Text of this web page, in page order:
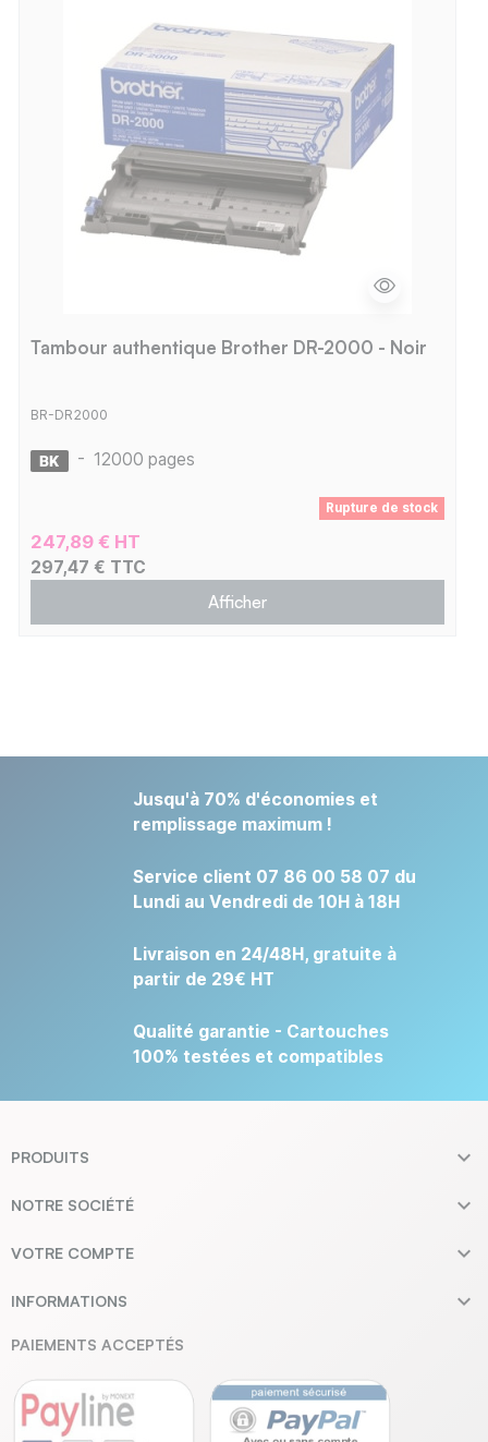
Tambour authentique Brother DR-2000 - Noir
BR-DR2000
- 12000 pages
Rupture de stock
247,89 € HT
297,47 € TTC
Afficher
Jusqu'à 70% d'économies et
remplissage maximum !
Service client 07 86 00 58 07 du
Lundi au Vendredi de 10H à 18H
Livraison en 24/48H, gratuite à
partir de 29€ HT
Qualité garantie - Cartouches
100% testées et compatibles
PRODUITS 
NOTRE SOCIÉTÉ 
VOTRE COMPTE 
INFORMATIONS 
PAIEMENTS ACCEPTÉS